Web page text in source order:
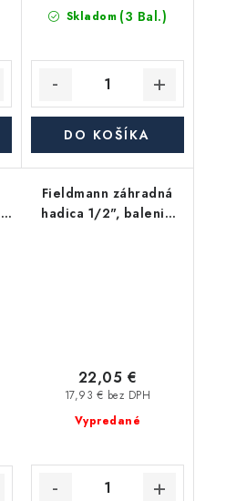
Skladom (3 Bal.)
DO KOŠÍKA
Fieldmann záhradná
hadica 1/2", balenie
Vypredané
17,93 € bez DPH
22,05 €